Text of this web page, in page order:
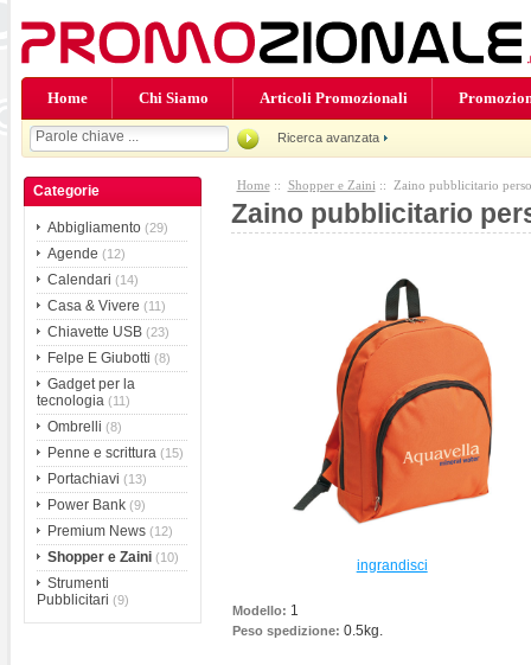
Home Chi Siamo Articoli Promozionali
Ricerca avanzata
Home:: Shopper e Zaini :: Zaino pubblicitario
Zaino pubblicitario
ingrandisci
Modello: 1
Peso spedizione: 0.5kg.
Categorie
Abbigliamento(29)
Agende (12)
Calendari (14)
Casa & Vivere (11)
Chiavette USB(23)
Felpe E Giubotti (8)
Gadget per la
tecnologia (11)
Ombrelli (8)
Penne e scrittura (15)
Portachiavi (13)
Power Bank(9)
Premium News(12)
Shopper e Zaini(10)
Strumenti
Pubblicitari (9)